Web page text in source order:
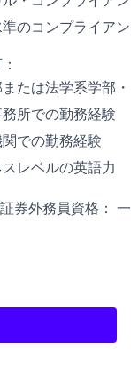
のコンプライア
たは法学系学部
所での勤務経験
での勤務経験
スレベルの英語力
券外務員資格：